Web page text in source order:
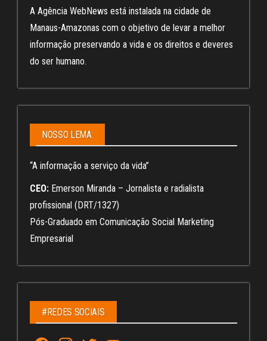
A Agência WebNews está instalada na cidade de
Manaus-Amazonas com o objetivo de levar a melhor
informação preservando a vida e os direitos e deveres
do ser humano.
NOSSO LEMA:
“A informação a serviço da vida”
CEO: Emerson Miranda – Jornalista e radialista
profissional (DRT/1327)
Pós-Graduado em Comunicação Social Marketing
Empresarial
#REDES SOCIAIS